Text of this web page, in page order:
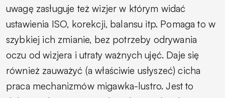
uwagę zasługuje też wizjer w którym widać
ustawienia ISO, korekcji, balansu itp. Pomaga to w
szybkiej ich zmianie, bez potrzeby odrywania
oczu od wizjera i utraty ważnych ujęć. Daje się
również zauważyć (a właściwie usłyszeć) cicha
praca mechanizmów migawka-lustro. Jest to